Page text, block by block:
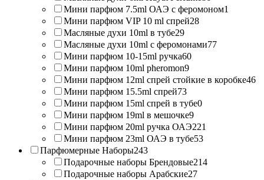
Мини парфюм 7.5ml ОАЭ с феромоном1
Мини парфюм VIP 10 ml спрей28
Масляные духи 10ml в тубе29
Масляные духи 10ml с феромонами77
Мини парфюм 10-15ml ручка60
Мини парфюм 10ml pheromon9
Мини парфюм 12ml спрей стойкие в коробке46
Мини парфюм 15.5ml спрей73
Мини парфюм 15ml спрей в тубе0
Мини парфюм 19ml в мешочке9
Мини парфюм 20ml ручка ОАЭ221
Мини парфюм 23ml ОАЭ в тубе53
Парфюмерные Наборы243
Подарочные наборы Брендовые214
Подарочные наборы Арабские27